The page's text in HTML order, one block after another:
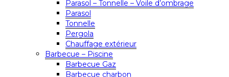
Parasol – Tonnelle – Voile d’ombrage
Parasol
Tonnelle
Pergola
Chauffage extérieur
Barbecue – Piscine
Barbecue Gaz
Barbecue charbon